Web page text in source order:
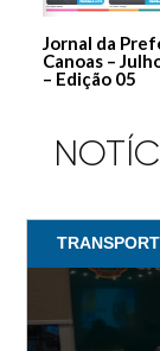
Jornal da
Canoas –
– Edição 05